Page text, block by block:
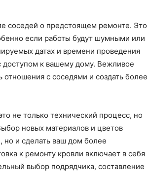
соседей о предстоящем ремонте. Это
если работы будут шумными или
датах и времени проведения
доступом к вашему дому. Вежливое
с соседями и создать более
не только технический процесс, но
новых материалов и цветов
но и сделать ваш дом более
к ремонту кровли включает в себя
выбор подрядчика, составление